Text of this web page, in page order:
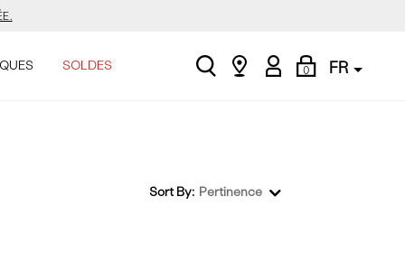
SOLDES search
Find
My
Account
0
Shopping
Bag
FR
Sort By: Pertinence